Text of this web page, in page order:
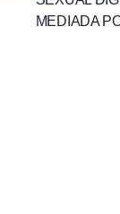
MEDIADA